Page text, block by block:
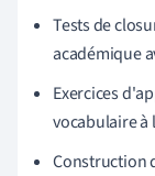
Tests de
académique
Exercices
vocabulaire
Construction